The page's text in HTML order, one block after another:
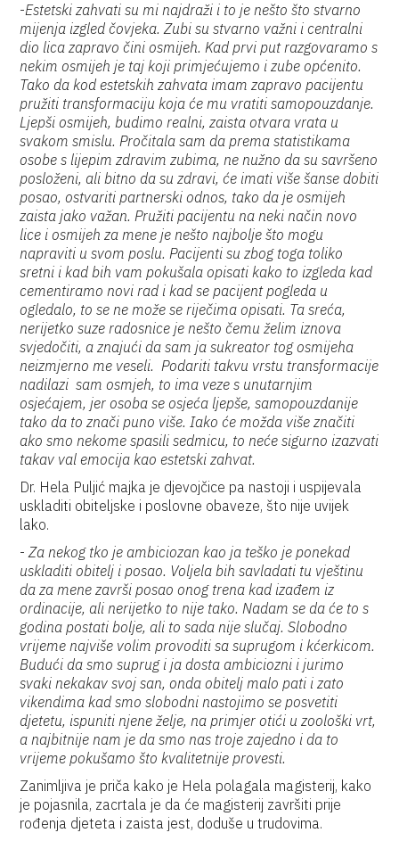
-Estetski zahvati su mi najdraži i to je nešto što stvarno
mijenja izgled čovjeka. Zubi su stvarno važni i centralni
dio lica zapravo čini osmijeh. Kad prvi put razgovaramo s
nekim osmijeh je taj koji primjećujemo i zube općenito.
Tako da kod estetskih zahvata imam zapravo pacijentu
pružiti transformaciju koja će mu vratiti samopouzdanje.
Ljepši osmijeh, budimo realni, zaista otvara vrata u
svakom smislu. Pročitala sam da prema statistikama
osobe s lijepim zdravim zubima, ne nužno da su savršeno
posloženi, ali bitno da su zdravi, će imati više šanse dobiti
posao, ostvariti partnerski odnos, tako da je osmijeh
zaista jako važan. Pružiti pacijentu na neki način novo
lice i osmijeh za mene je nešto najbolje što mogu
napraviti u svom poslu. Pacijenti su zbog toga toliko
sretni i kad bih vam pokušala opisati kako to izgleda kad
cementiramo novi rad i kad se pacijent pogleda u
ogledalo, to se ne može se riječima opisati. Ta sreća,
nerijetko suze radosnice je nešto čemu želim iznova
svjedočiti, a znajući da sam ja sukreator tog osmijeha
neizmjerno me veseli. Podariti takvu vrstu transformacije
nadilazi sam osmjeh, to ima veze s unutarnjim
osjećajem, jer osoba se osjeća ljepše, samopouzdanije
tako da to znači puno više. Iako će možda više značiti
ako smo nekome spasili sedmicu, to neće sigurno izazvati
takav val emocija kao estetski zahvat.
Dr. Hela Puljić majka je djevojčice pa nastoji i uspijevala
uskladiti obiteljske i poslovne obaveze, što nije uvijek
lako.
-Za nekog tko je ambiciozan kao ja teško je ponekad
uskladiti obitelj i posao. Voljela bih savladati tu vještinu
da za mene završi posao onog trena kad izađem iz
ordinacije, ali nerijetko to nije tako. Nadam se da će to s
godina postati bolje, ali to sada nije slučaj. Slobodno
vrijeme najviše volim provoditi sa suprugom i kćerkicom.
Budući da smo suprug i ja dosta ambiciozni i jurimo
svaki nekakav svoj san, onda obitelj malo pati i zato
vikendima kad smo slobodni nastojimo se posvetiti
djetetu, ispuniti njene želje, na primjer otići u zoološki vrt,
a najbitnije nam je da smo nas troje zajedno i da to
vrijeme pokušamo što kvalitetnije provesti.
Zanimljiva je priča kako je Hela polagala magisterij, kako
je pojasnila, zacrtala je da će magisterij završiti prije
rođenja djeteta i zaista jest, doduše u trudovima.